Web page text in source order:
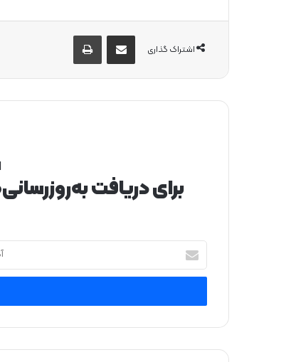
اشتراک گذاری
از طریق ایمیل به اشتراک بگذارید
برای دریافت
ر
ا
ی